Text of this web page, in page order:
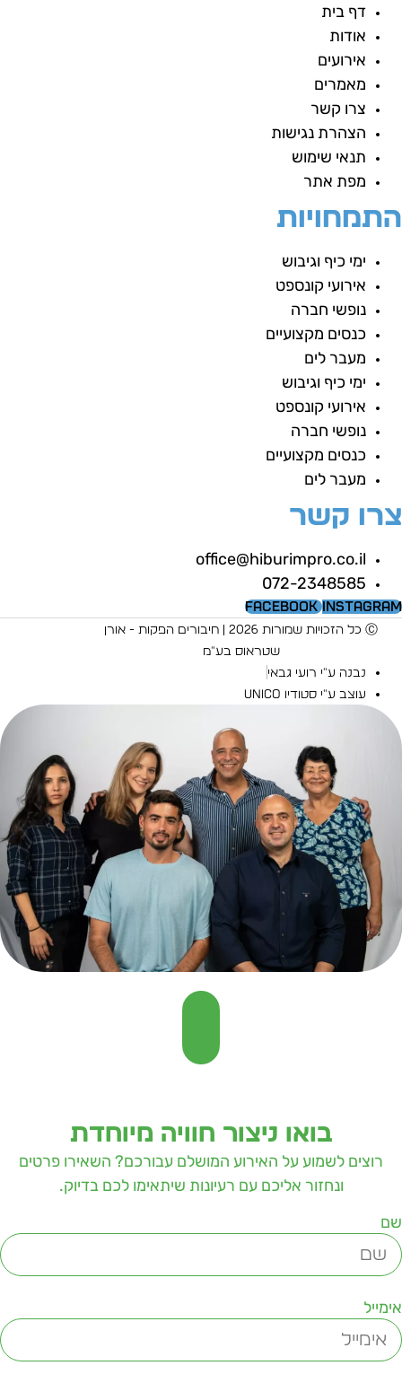
דף בית
אודות
אירועים
מאמרים
צרו קשר
הצהרת נגישות
תנאי שימוש
מפת אתר
ימי כיף וגיבוש
אירועי קונספט
נופשי חברה
כנסים מקצועיים
מעבר לים
ימי כיף וגיבוש
אירועי קונספט
נופשי חברה
כנסים מקצועיים
מעבר לים
קשר
office@hiburimpro.co.il
072-2348585
Facebook
Ⓒ כל הזכויות שמורות 2026 | חיבורים הפקות - אורן
שטראוס בע"מ
נבנה ע"י רועי גבאי
עוצב ע"י סטודיו UNICO
בואו ניצור חוויה מיוחדת
רוצים לשמוע על האירוע המושלם עבורכם? השאירו פרטים
ונחזור אליכם עם רעיונות שיתאימו לכם בדיוק.